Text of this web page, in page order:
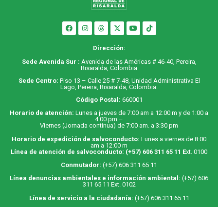
Dirección:
Sede Avenida Sur : Avenida de las Américas # 46-40, Pereira,
Risaralda, Colombia
Sede Centro: Piso 13 – Calle 25 # 7-48, Unidad Administrativa El
Lago, Pereira, Risaralda, Colombia.
Código Postal: 660001
Horario de atención: Lunes a jueves de 7:00 am a 12:00 m y de 1:00 a
4:00 pm –
Viernes (Jornada continua) de 7:00 am. a 3:30 pm
Horario de expedición de salvoconducto: Lunes a viernes de 8:00
am a 12:00 m
Línea de atención de salvoconducto: (+57) 606 311 65 11 Ext. 0100
Conmutador: (+57) 606 311 65 11
Línea denuncias ambientales e información ambiental: (+57) 606
311 65 11 Ext. 0102
Línea de servicio a la ciudadanía: (+57) 606 311 65 11